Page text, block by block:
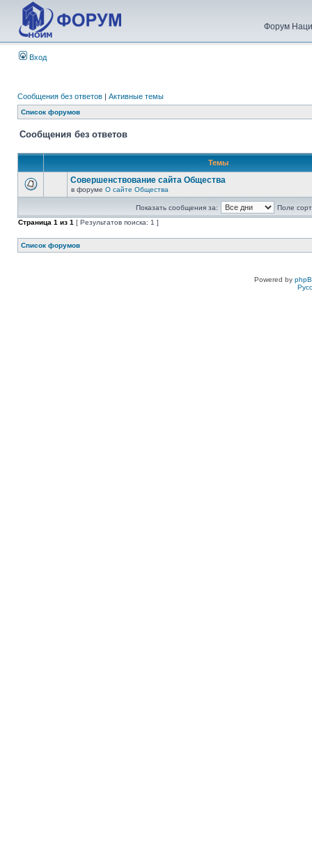
Форум
Вход
Сообщения без ответов | Активные темы
Список форумов
Сообщения без ответов
Темы
Совершенствование сайта Общества
в форуме О сайте Общества
Показать сообщения за:
Поле
Страница 1 из 1 [ Результатов поиска: 1 ]
Список форумов
Powered by